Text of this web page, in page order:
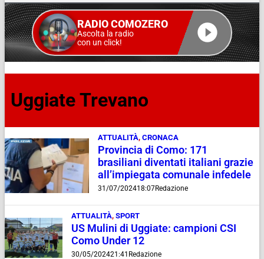
RADIO COMOZERO
Ascolta la radio
con un click!
Uggiate Trevano
ATTUALITÀ, CRONACA
Provincia di Como: 171
brasiliani diventati italiani grazie
all’impiegata comunale infedele
31/07/202418:07Redazione
ATTUALITÀ,SPORT
US Mulini di Uggiate: campioni CSI
Como Under 12
30/05/202421:41 Redazione